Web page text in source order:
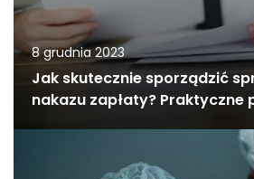
8 grudnia 2023
Jak skutecznie sporządzić
nakazu zapłaty? Praktyczne